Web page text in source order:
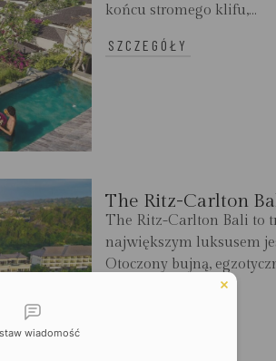
końcu stromego klifu,...
SZCZEGÓŁY
The Ritz-Carlton
The Ritz-Carlton Bali to
największym luksusem
Otoczony bujną,
wiadomość